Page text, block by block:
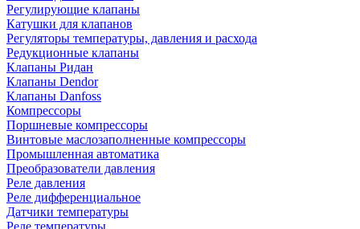
Регулирующие клапаны
Катушки для клапанов
Регуляторы температуры, давления и расхода
Редукционные клапаны
Клапаны Ридан
Клапаны Dendor
Клапаны Danfoss
Компрессоры
Поршневые компрессоры
Винтовые маслозаполненные компрессоры
Промышленная автоматика
Преобразователи давления
Реле давления
Реле дифференциальное
Датчики температуры
Реле температуры